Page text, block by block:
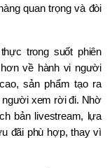
quan trọng và đòi
trong suốt phiên
hơn về hành vi người
sản phẩm tạo ra
người xem rời đi. Nhờ
bản livestream, lựa
đãi phù hợp, thay vì